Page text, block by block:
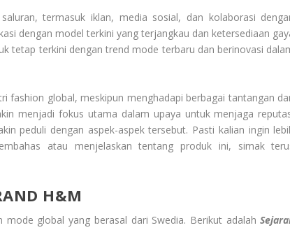
termasuk iklan, media sosial, dan kolaborasi
dengan model terkini yang terjangkau dan ketersediaan
tetap terkini dengan trend mode terbaru dan berinovasi
fashion global, meskipun menghadapi berbagai tantangan
menjadi fokus utama dalam upaya untuk menjaga
peduli dengan aspek-aspek tersebut. Pasti kalian ingin
atau menjelaskan tentang produk ini, simak
H&M
global yang berasal dari Swedia. Berikut adalah